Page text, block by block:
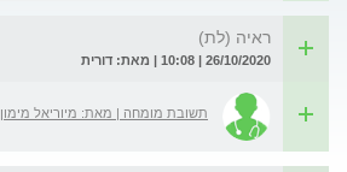
ראיה (לת)
26/10/2020 | 10:08 | מאת: דורית
תשובת מומחה | מאת: מיוריאל מימון